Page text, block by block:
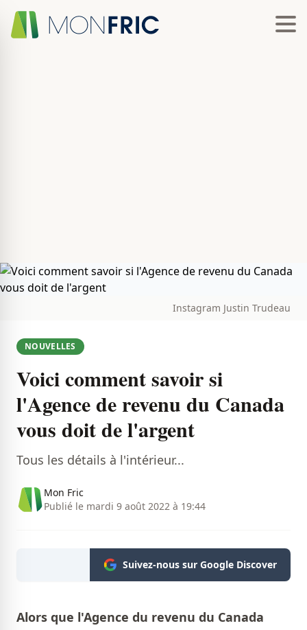
Instagram Justin Trudeau
NOUVELLES
Voici comment savoir si
l'Agence de revenu du Canada
vous doit de l'argent
Tous les détails à l'intérieur...
Mon Fric
Publié le mardi 9 août 2022 à 19:44
Suivez-nous sur Google Discover
Alors que l'Agence du revenu du Canada